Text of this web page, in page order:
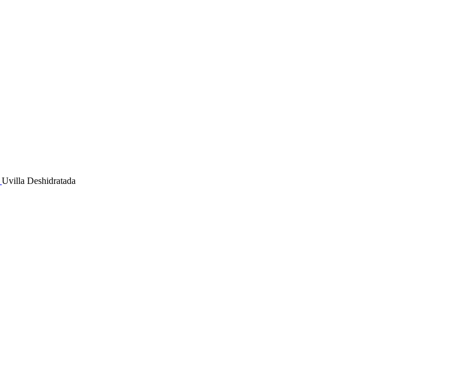
Uvilla Deshidratada